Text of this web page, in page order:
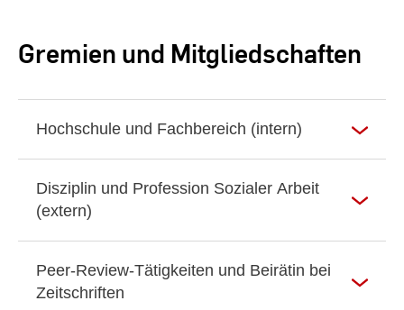
Gremien und Mitgliedschaften
Hochschule und Fachbereich (intern)
Disziplin und Profession Sozialer Arbeit
(extern)
Peer-Review-Tätigkeiten und Beirätin bei
Zeitschriften